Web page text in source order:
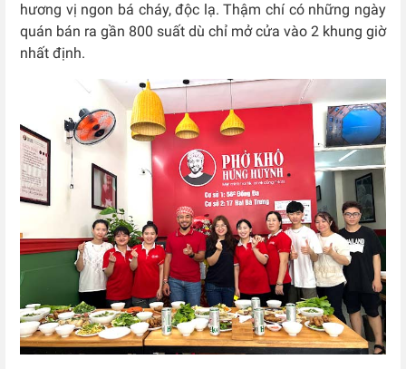
hương vị ngon bá cháy, độc lạ. Thậm chí có những ngày
quán bán ra gần 800 suất dù chỉ mở cửa vào 2 khung giờ
nhất định.